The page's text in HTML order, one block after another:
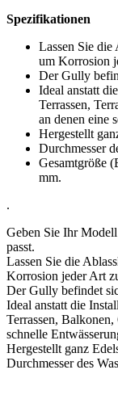
Spezifikationen
Lassen Sie die
um Korrosion
Der Gully
Ideal anstatt
Terrassen,
an denen eine
Hergestellt
Durchmesser
Gesamtgröße
mm.
.
Geben Sie Ihr
passt.
Lassen Sie die
Korrosion jeder Art
Der Gully befindet
Ideal anstatt die
Terrassen,
schnelle
Hergestellt ganz
Durchmesser des